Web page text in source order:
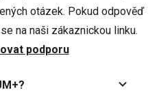
otázek. Pokud odpověď
na naši zákaznickou linku.
podporu